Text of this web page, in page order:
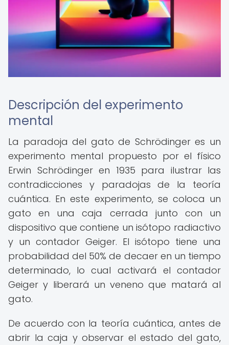
Descripción del experimento
mental
La paradoja del gato de Schrödinger es un
experimento mental propuesto por el físico
Erwin Schrödinger en 1935 para ilustrar las
contradicciones y paradojas de la teoría
cuántica. En este experimento, se coloca un
gato en una caja cerrada junto con un
dispositivo que contiene un isótopo radiactivo
y un contador Geiger. El isótopo tiene una
probabilidad del 50% de decaer en un tiempo
determinado, lo cual activará el contador
Geiger y liberará un veneno que matará al
gato.
De acuerdo con la teoría cuántica, antes de
abrir la caja y observar el estado del gato,